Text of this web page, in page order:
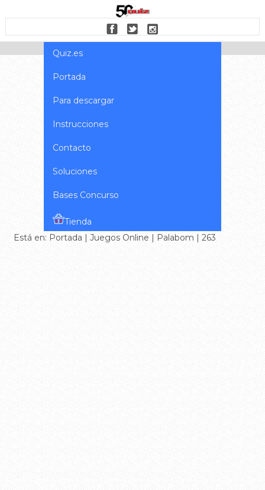
Quiz.es
Portada
Para descargar
Instrucciones
Contacto
Soluciones
Bases Concurso
Tienda
Está en: Portada | Juegos Online | Palabom | 263